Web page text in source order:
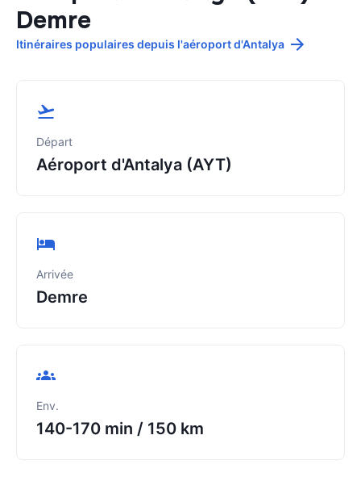
Demre
Itinéraires populaires depuis l'aéroport d'Antalya
Départ
Aéroport d'Antalya (AYT)
Arrivée
Demre
Env.
140-170 min / 150 km